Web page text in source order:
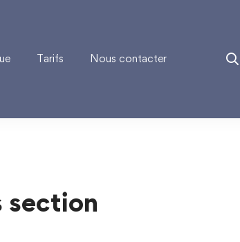
Tarifs Nous contacter
section